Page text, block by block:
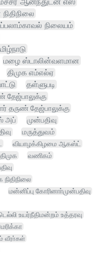
நிலையம்
மழை ஸ்டாலின்வளமான
திமுக எம்எல்ஏ
தள்ளுபடி
தேஜ்பாலுக்கு
தருண் தேஜ்பாலுக்கு
அப்
முன்பதிவு
மருத்துவம்
வியாழக்கிழமை ஆகஸ்ட்
வணிகம்
மன்னிப்பு கோரினாா்முன்பதிவு
உயர்நீதிமன்றம் உத்தரவு
வீரா்கள்